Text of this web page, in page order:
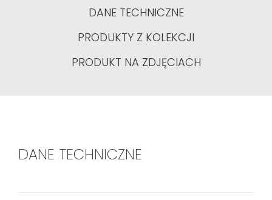
DANE TECHNICZNE
PRODUKTY Z KOLEKCJI
PRODUKT NA ZDJĘCIACH
DANE TECHNICZNE